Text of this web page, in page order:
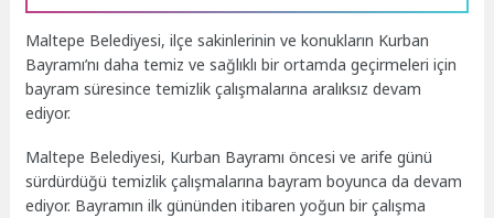
Maltepe Belediyesi, ilçe sakinlerinin ve konukların Kurban
Bayramı’nı daha temiz ve sağlıklı bir ortamda geçirmeleri için
bayram süresince temizlik çalışmalarına aralıksız devam
ediyor.
Maltepe Belediyesi, Kurban Bayramı öncesi ve arife günü
sürdürdüğü temizlik çalışmalarına bayram boyunca da devam
ediyor. Bayramın ilk gününden itibaren yoğun bir çalışma